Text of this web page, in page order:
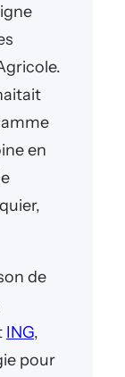
en
de
ING,
pour